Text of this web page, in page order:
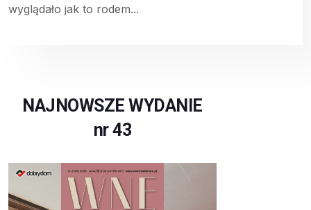
wyglądało jak to rodem...
NAJNOWSZE WYDANIE
nr 43